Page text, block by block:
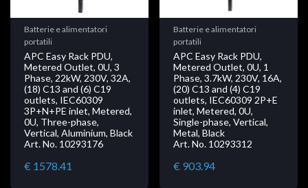
Batterie e alimentatori
portatili
APC Easy Rack PDU,
Metered Outlet, 0U, 3
Phase, 22kW, 230V, 32A,
(18) C13 and (6) C19
outlets, IEC60309
3P+N+PE inlet, Metered,
0U, Three-phase,
Vertical, Aluminium, Black
Art. No. 10293176
€ 1578.41
Batterie e alimentatori
portatili
APC Easy Rack PDU,
Metered Outlet, 0U, 1
Phase, 3.7kW, 230V, 16A,
(20) C13 and (4) C19
outlets, IEC60309 2P+E
inlet, Metered, 0U,
Single-phase, Vertical,
Metal, Black
Art. No. 10293312
€ 903.94